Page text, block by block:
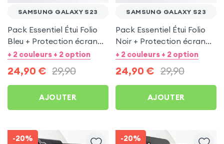
SAMSUNG GALAXY S23
Pack Essentiel Étui Folio
Bleu + Protection écran
pour Samsung Galaxy S23
+ 2 couleurs + 2 option
24,90 € 29,90
AJOUTER
SAMSUNG GALAXY S23
Pack Essentiel Étui Folio
Noir + Protection écran
pour Samsung Galaxy S23
+ 2 couleurs + 2 option
24,90 € 29,90
AJOUTER
-20% -20%